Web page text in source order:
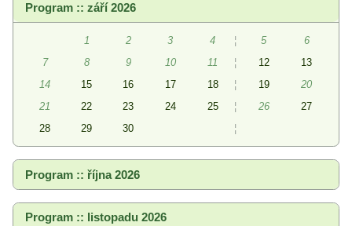
Program :: září 2026
1 2 3 4 ¦ 5
6
7
8 9 10 11 ¦ 12
13
14
15 16 17 18 ¦ 19
20
21
22 23 24 25 ¦ 26
27
28
29 30 ¦
Program :: října 2026
Program :: listopadu 2026